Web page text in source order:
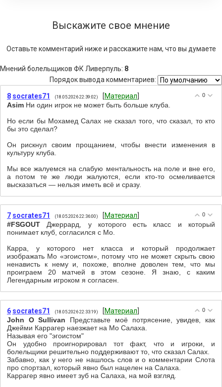
Выскажите свое мнение
Оставьте комментарий ниже и расскажите нам, что вы думаете
Мнений болельщиков ФК Ливерпуль: 8
Порядок вывода комментариев:
0
8 socrates71 (18.05.2026 22:39:02) [Материал
Asim Ни один игрок не может быть больше клуба.
Но если бы Мохамед Салах не сказал того, что сказал, то кто
бы это сделал?
Он рискнул своим прощанием, чтобы внести изменения в
культуру клуба.
Мы все жалуемся на слабую ментальность на поле и вне его,
а потом те же люди жалуются, если кто-то осмеливается
высказаться — нельзя иметь всё и сразу.
0
7 socrates71 (18.05.2026 22:36:00) [Материал
#FSGOUT Джеррард, у которого есть класс и который
понимает клуб, согласился с Мо.
Карра, у которого нет класса и который продолжает
изображать Мо «эгоистом», потому что не может скрыть свою
ненависть к нему и, похоже, вполне доволен тем, что мы
проиграем 20 матчей в этом сезоне. Я знаю, с каким
Легендарным игроком я согласен.
0
6 socrates71 (18.05.2026 22:33:19) [Материал
John O Sullivan Представьте моё потрясение, увидев, как
Джейми Каррагер наезжает на Мо Салаха.
Называя его "эгоистом"
Он удобно проигнорировал тот факт, что и игроки, и
болельщики решительно поддерживают то, что сказал Салах.
Забавно, как у него не нашлось слов и о комментарии Слота
про спортзал, который явно был нацелен на Салаха.
Каррагер явно имеет зуб на Салаха, на мой взгляд.